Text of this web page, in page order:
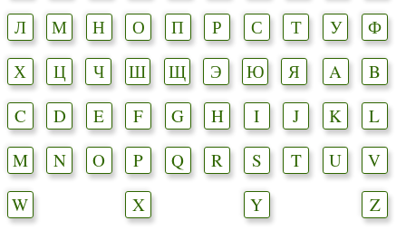
Л
М Н О П Р С Т У
Ф
Х
Ц Ч Ш Щ Э Ю Я A
B
C
D E F G H I J K
L
M
N O P Q R S T U
V
W
X Y Z